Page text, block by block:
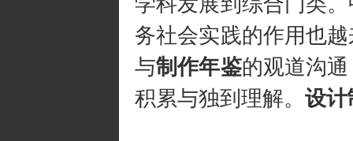
务社会实践的作用也
与制作年鉴的观道沟
积累与独到理解。 设计